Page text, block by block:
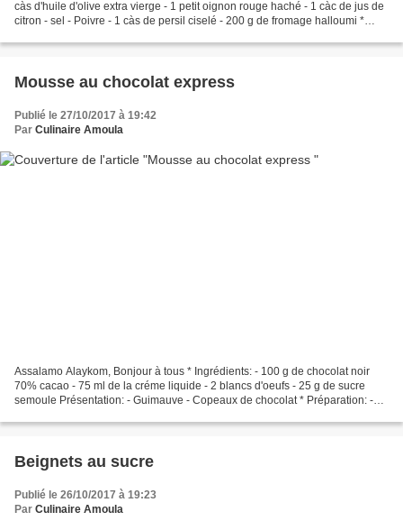
càs d'huile d'olive extra vierge - 1 petit oignon rouge haché - 1 càc de jus de
citron - sel - Poivre - 1 càs de persil ciselé - 200 g de fromage halloumi *
Mousse au chocolat express
Publié le 27/10/2017 à 19:42
Par Culinaire Amoula
Assalamo Alaykom, Bonjour à tous * Ingrédients: - 100 g de chocolat noir
70% cacao - 75 ml de la créme liquide - 2 blancs d'oeufs - 25 g de sucre
semoule Présentation: - Guimauve - Copeaux de chocolat * Préparation: -
Beignets au sucre
Publié le 26/10/2017 à 19:23
Par Culinaire Amoula